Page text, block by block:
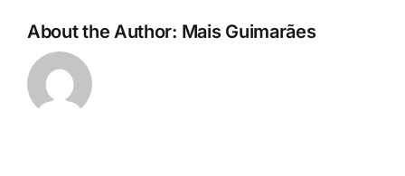
About the Author: Mais Guimarães